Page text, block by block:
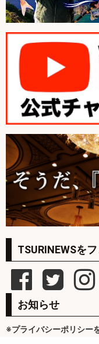
TSURINEWSを
お知らせ
※プライバシーポリシー